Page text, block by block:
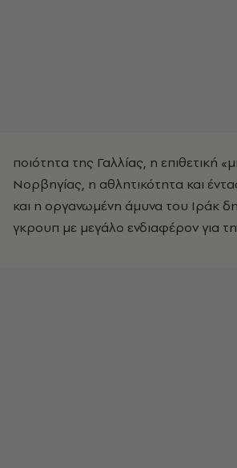
ποιότητα της Γαλλίας, η επιθετική
Νορβηγίας, η αθλητικότητα και
και η οργανωμένη άμυνα του Ιράκ
γκρουπ με μεγάλο ενδιαφέρον για